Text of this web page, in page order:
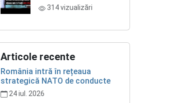
314 vizualizări
Articole recente
România intră în rețeaua
strategică NATO de conducte
24 iul. 2026